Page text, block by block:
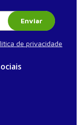
Enviar
de privacidade